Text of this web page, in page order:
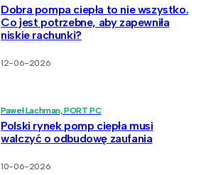
Dobra pompa ciepła to nie wszystko.
Co jest potrzebne, aby zapewniła
niskie rachunki?
12-06-2026
Paweł Lachman, PORT PC
Polski rynek pomp ciepła musi
walczyć o odbudowę zaufania
10-06-2026